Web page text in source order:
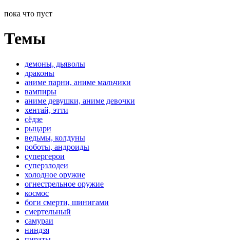
пока что пуст
Темы
демоны, дьяволы
драконы
аниме парни, аниме мальчики
вампиры
аниме девушки, аниме девочки
хентай, этти
сёдзе
рыцари
ведьмы, колдуны
роботы, андроиды
супергерои
суперзлодеи
холодное оружие
огнестрельное оружие
космос
боги смерти, шинигами
смертельный
самураи
ниндзя